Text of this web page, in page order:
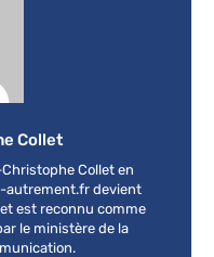
Collet
Collet en
autrement.fr devient
est reconnu comme
le ministère de la